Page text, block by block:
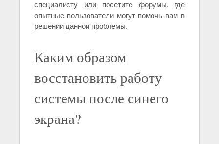
специалисту или посетите форумы, где
опытные пользователи могут помочь вам в
решении данной проблемы.
Каким образом
восстановить работу
системы после синего
экрана?